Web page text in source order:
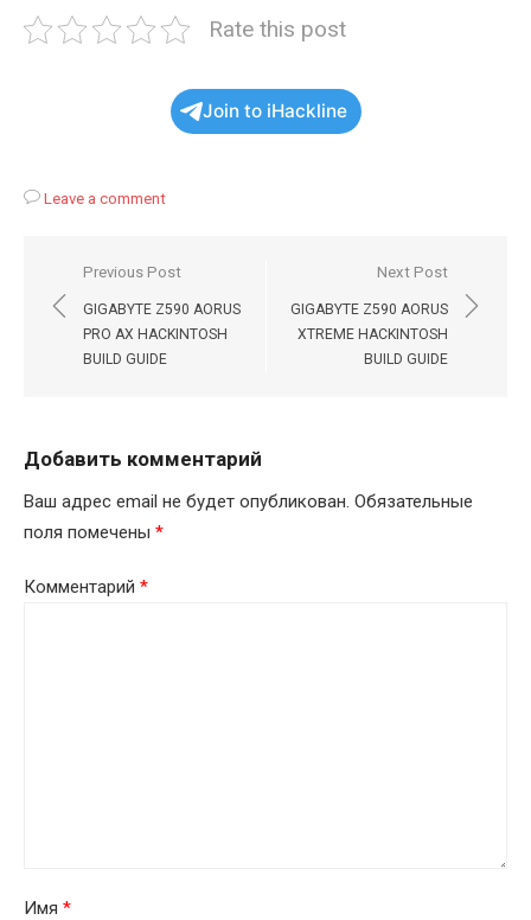
Rate this post
Join to iHackline
Leave a comment
Навигация
по
записям
Previous Post
GIGABYTE Z590 AORUS
PRO AX HACKINTOSH
BUILD GUIDE
Next Post
GIGABYTE Z590 AORUS
XTREME HACKINTOSH
BUILD GUIDE
Добавить комментарий
Ваш адрес email не будет опубликован. Обязательные
поля помечены *
Комментарий *
Имя *